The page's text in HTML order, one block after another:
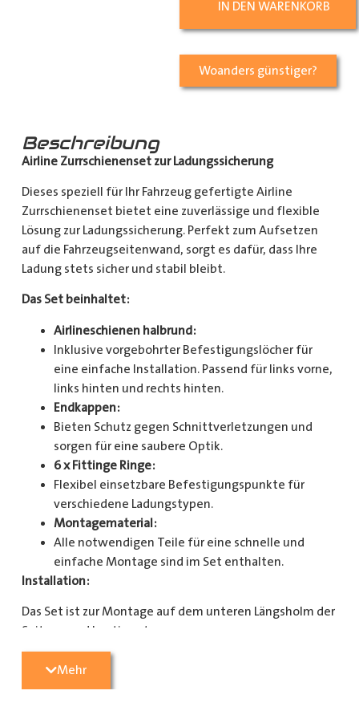
IN DEN WARENKORB
Woanders günstiger?
Beschreibung
Airline Zurrschienenset zur Ladungssicherung
Dieses speziell für Ihr Fahrzeug gefertigte Airline
Zurrschienenset bietet eine zuverlässige und flexible
Lösung zur Ladungssicherung. Perfekt zum Aufsetzen
auf die Fahrzeugseitenwand, sorgt es dafür, dass Ihre
Ladung stets sicher und stabil bleibt.
Das Set beinhaltet:
Airlineschienen halbrund:
Inklusive vorgebohrter Befestigungslöcher für
eine einfache Installation. Passend für links vorne,
links hinten und rechts hinten.
Endkappen:
Bieten Schutz gegen Schnittverletzungen und
sorgen für eine saubere Optik.
6 x Fittinge Ringe:
Flexibel einsetzbare Befestigungspunkte für
verschiedene Ladungstypen.
Montagematerial:
Alle notwendigen Teile für eine schnelle und
einfache Montage sind im Set enthalten.
Installation:
Das Set ist zur Montage auf dem unteren Längsholm der
Seitenwand bestimmt.
Mit diesem Zurrschienenset verbessern Sie die
Mehr